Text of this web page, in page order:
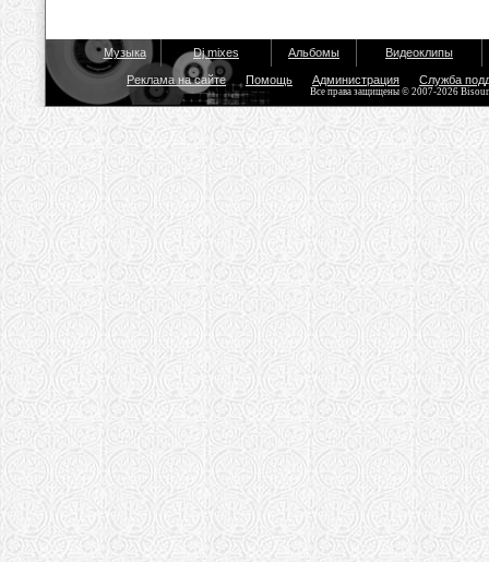
Музыка Dj mixes Альбомы Видеоклипы
Реклама на сайте Помощь Администрация Служба
Все права защищены © 2007-2026